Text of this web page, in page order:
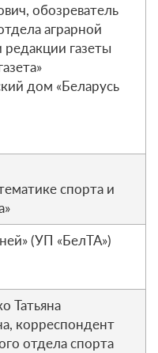
обозреватель
аграрной
газеты
дом «Беларусь
спорта и
(УП «БелТА»)
Татьяна
корреспондент
отдела спорта